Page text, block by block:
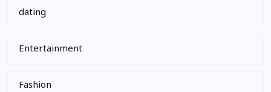
dating
Entertainment
Fashion